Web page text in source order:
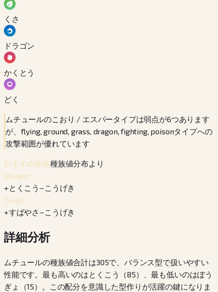
くさ
ドラゴン
かくとう
どく
ムチュールのこおり / エスパータイプは弱点が6つあります
が、flying, ground, grass, dragon, fighting, poisonタイプへの
攻撃範囲が優れています
おすすめ性格種族値分布より
Modest
+とくこう−こうげき
Timid
+すばやさ−こうげき
詳細分析
ムチュールの種族値合計は305で、バランス型で扱いやすい
性能です。最も高いのはとくこう（85）、最も低いのはぼう
ぎょ（15）。この配分を意識した型作りが活躍の鍵になりま